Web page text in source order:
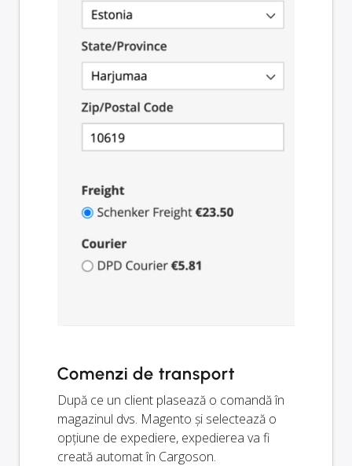
Comenzi de transport
După ce un client plasează o comandă în
magazinul dvs. Magento și selectează o
opțiune de expediere, expedierea va fi
creată automat în Cargoson.